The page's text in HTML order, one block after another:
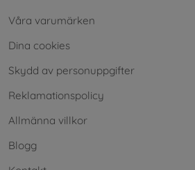
Våra varumärken
Dina cookies
Skydd av personuppgifter
Reklamationspolicy
Allmänna villkor
Blogg